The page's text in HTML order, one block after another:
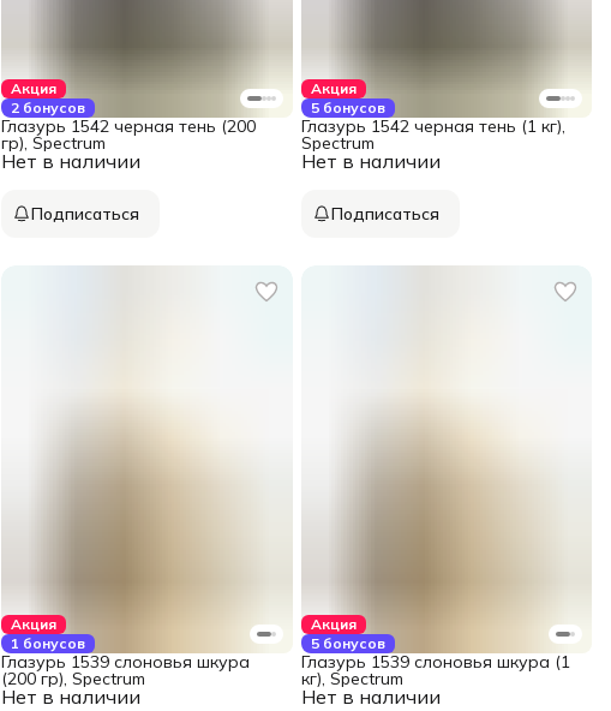
Акция
2 бонусов
Нет в наличии
Глазурь 1542 черная тень (200
гр), Spectrum
Подписаться
Акция
5 бонусов
Нет в наличии
Глазурь 1542 черная тень (1 кг),
Spectrum
Подписаться
Акция
1 бонусов
Нет в наличии
Глазурь 1539 слоновья шкура
(200 гр), Spectrum
Акция
5 бонусов
Нет в наличии
Глазурь 1539 слоновья шкура (1
кг), Spectrum